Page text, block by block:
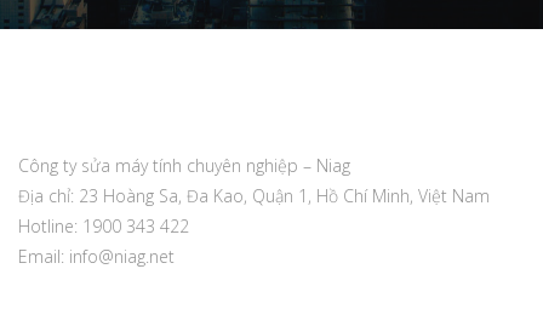
Công ty sửa máy tính chuyên nghiệp – Niag
Địa chỉ: 23 Hoàng Sa, Đa Kao, Quận 1, Hồ Chí Minh, Việt Nam
Hotline: 1900 343 422
Email: info@niag.net